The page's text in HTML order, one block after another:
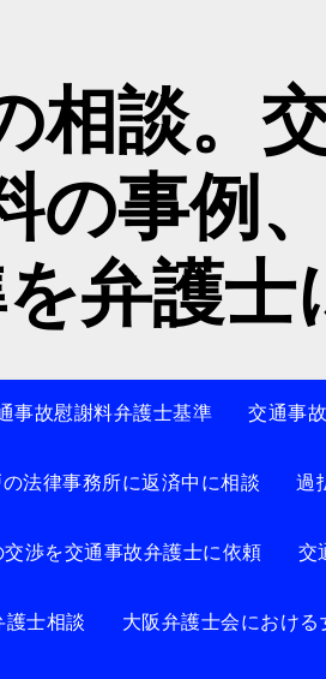
相談。
の事例
弁護士
事故慰謝料弁護士基準 交通事
法律事務所に返済中に相談 過
渉を交通事故弁護士に依頼 交
護士相談 大阪弁護士会における